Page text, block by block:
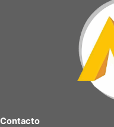
Contacto